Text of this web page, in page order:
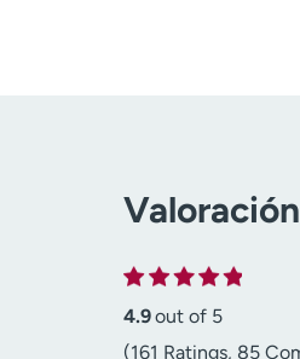
4.9out of 5
(161 Ratings, 85